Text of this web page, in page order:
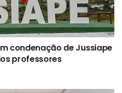
condenação de Jussiape
professores